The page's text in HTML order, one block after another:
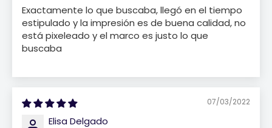
Exactamente lo que buscaba, llegó en el tiempo
estipulado y la impresión es de buena calidad, no
está pixeleado y el marco es justo lo que
buscaba
07/03/2022
Elisa Delgado